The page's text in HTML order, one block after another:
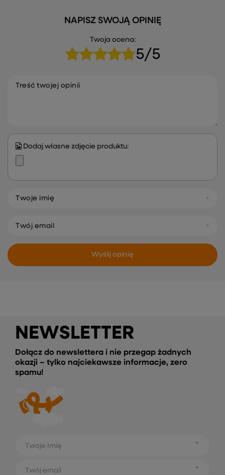
NAPISZ SWOJĄ OPINIĘ
Twoja ocena:
5/5
Treść twojej opinii
Dodaj własne zdjęcie produktu:
Twoje imię
Twój email
Wyślij opinię
NEWSLETTER
Dołącz do newslettera i nie przegap żadnych
okazji – tylko najciekawsze informacje, zero
spamu!
Twoje Imię
Twój email